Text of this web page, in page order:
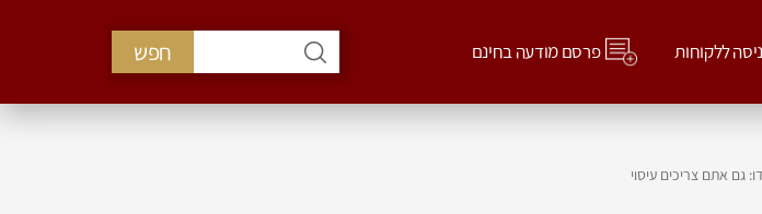
ללקוחות פרסם מודעה בחינם חפש